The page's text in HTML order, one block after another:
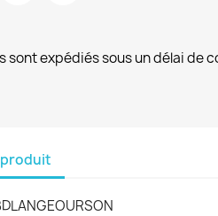
sont expédiés sous un délai de